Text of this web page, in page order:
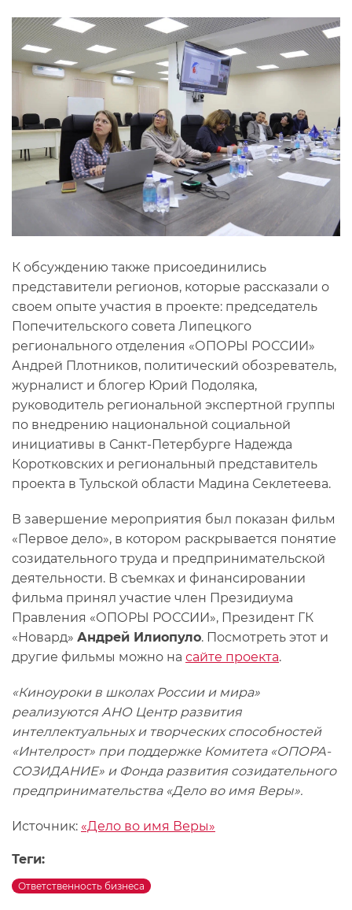
К обсуждению также присоединились
представители регионов, которые рассказали о
своем опыте участия в проекте: председатель
Попечительского совета Липецкого
регионального отделения «ОПОРЫ РОССИИ»
Андрей Плотников, политический обозреватель,
журналист и блогер Юрий Подоляка,
руководитель региональной экспертной группы
по внедрению национальной социальной
инициативы в Санкт-Петербурге Надежда
Коротковских и региональный представитель
проекта в Тульской области Мадина Секлетеева.
В завершение мероприятия был показан фильм
«Первое дело», в котором раскрывается понятие
созидательного труда и предпринимательской
деятельности. В съемках и финансировании
фильма принял участие член Президиума
Правления «ОПОРЫ РОССИИ», Президент ГК
«Новард» Андрей Илиопуло. Посмотреть этот и
другие фильмы можно на сайте проекта.
«Киноуроки в школах России и мира»
реализуются АНО Центр развития
интеллектуальных и творческих способностей
«Интелрост» при поддержке Комитета «ОПОРА-
СОЗИДАНИЕ» и Фонда развития созидательного
предпринимательства «Дело во имя Веры».
Источник: «Дело во имя Веры»
Теги:
Ответственность бизнеса